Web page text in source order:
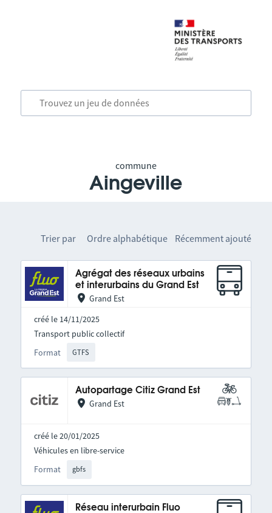
commune
Aingeville
Trier par Ordre alphabétique Récemment ajouté
Agrégat des réseaux urbains
et interurbains du Grand Est
Grand Est
créé le 14/11/2025
Format GTFS
Transport public collectif
Autopartage Citiz Grand Est
Grand Est
créé le 20/01/2025
Format gbfs
Véhicules en libre-service
Réseau interurbain Fluo